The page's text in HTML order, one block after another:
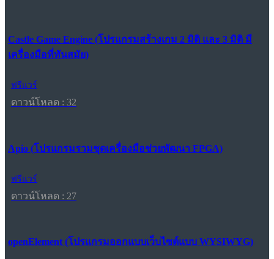
Castle Game Engine (โปรแกรมสร้างเกม 2 มิติ และ 3 มิติ มี
เครื่องมือที่ทันสมัย)
ฟรีแวร์
ดาวน์โหลด : 32
Apio (โปรแกรมรวมชุดเครื่องมือช่วยพัฒนา FPGA)
ฟรีแวร์
ดาวน์โหลด : 27
openElement (โปรแกรมออกแบบเว็บไซต์แบบ WYSIWYG)